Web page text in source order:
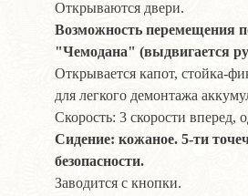
Открываются двери.
Возможность перемещения
"Чемодана" (выдвигается
Открывается капот, стойка-
для легкого демонтажа
Скорость: 3 скорости вперед,
Сидение: кожаное. 5-ти
безопасности.
Заводится с кнопки.